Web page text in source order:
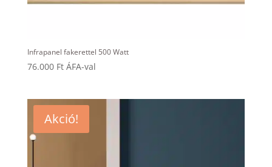
Infrapanel fakerettel 500 Watt
76.000 Ft ÁFA-val
Akció!